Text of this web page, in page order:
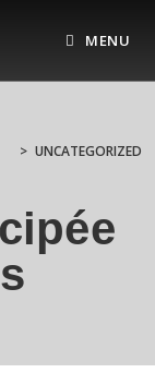
MENU
> UNCATEGORIZED